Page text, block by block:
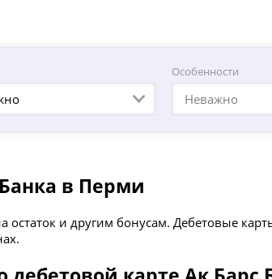
Особенности
Неважно
в Перми
и другим бонусам. Дебетовые